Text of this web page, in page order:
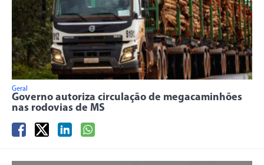
Geral
Governo autoriza circulação de megacaminhões
nas rodovias de MS